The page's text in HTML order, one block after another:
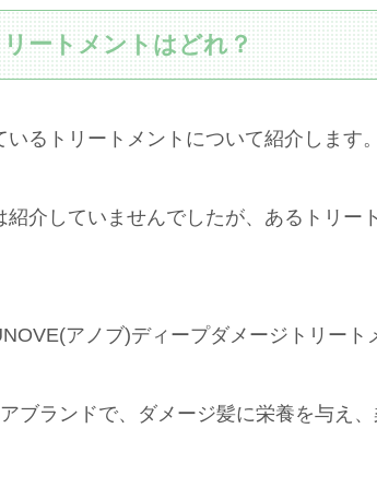
ートメントはどれ？
るトリートメントについて紹介します。
介していませんでしたが、あるトリー
アノブ)ディープダメージトリート
ブランドで、ダメージ髪に栄養を与え